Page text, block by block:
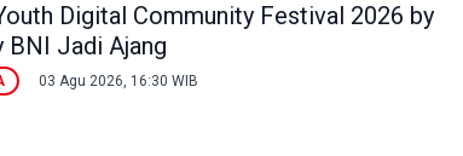
Digital Community Festival 2026 by
BNI Jadi Ajang
03 Agu 2026, 16:30 WIB